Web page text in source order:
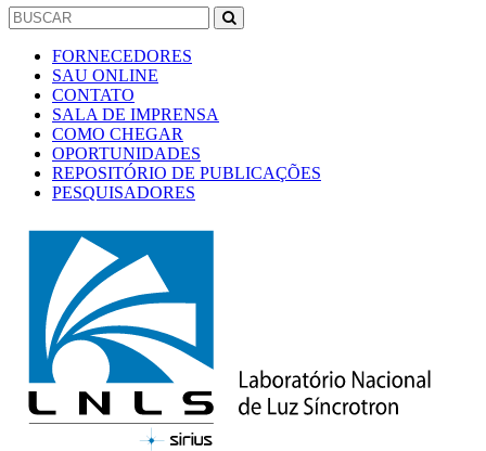
FORNECEDORES
SAU ONLINE
CONTATO
SALA DE IMPRENSA
COMO CHEGAR
OPORTUNIDADES
REPOSITÓRIO DE PUBLICAÇÕES
PESQUISADORES